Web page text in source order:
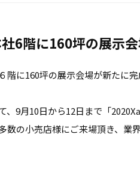
6階に160坪の展示
階に160坪の展示会場が新たに完
、9月10日から12日まで「
数の小売店様にご来場頂き、業